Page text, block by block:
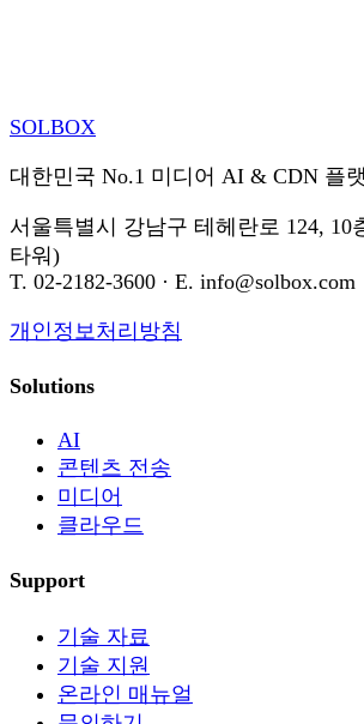
SOLBOX
대한민국 No.1 미디어 AI & CDN 플
서울특별시 강남구 테헤란로 124, 10
타워)
T. 02-2182-3600 · E. info@solbox.com
개인정보처리방침
Solutions
AI
콘텐츠 전송
미디어
클라우드
Support
기술 자료
기술 지원
온라인 매뉴얼